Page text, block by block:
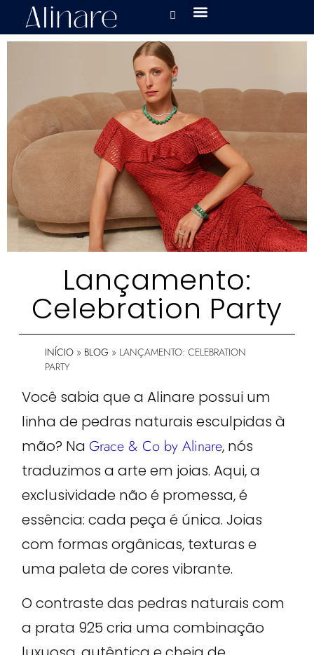
Lançamento:
Celebration Party
INÍCIO » BLOG » LANÇAMENTO: CELEBRATION
PARTY
Você sabia que a Alinare possui um
linha de pedras naturais esculpidas à
mão? Na Grace & Co by Alinare, nós
traduzimos a arte em joias. Aqui, a
exclusividade não é promessa, é
essência: cada peça é única. Joias
com formas orgânicas, texturas e
uma paleta de cores vibrante.
O contraste das pedras naturais com
a prata 925 cria uma combinação